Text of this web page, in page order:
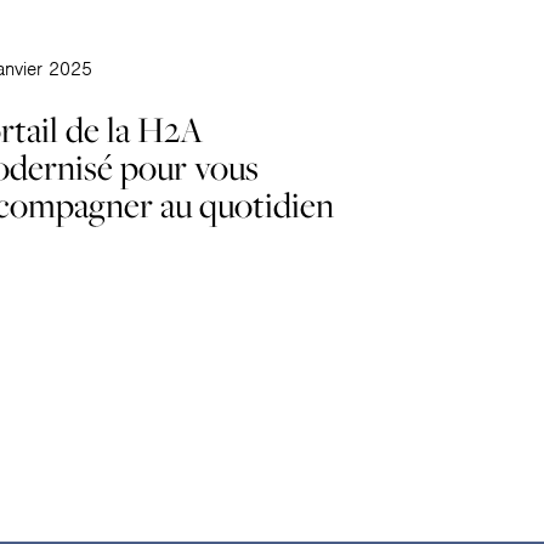
2025
de la H2A
pour vous
au quotidien